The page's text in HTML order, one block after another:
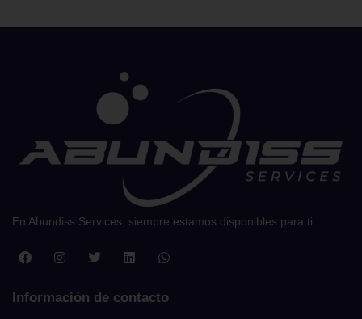
En Abundiss Services, siempre estamos disponibles para ti.
Información de contacto